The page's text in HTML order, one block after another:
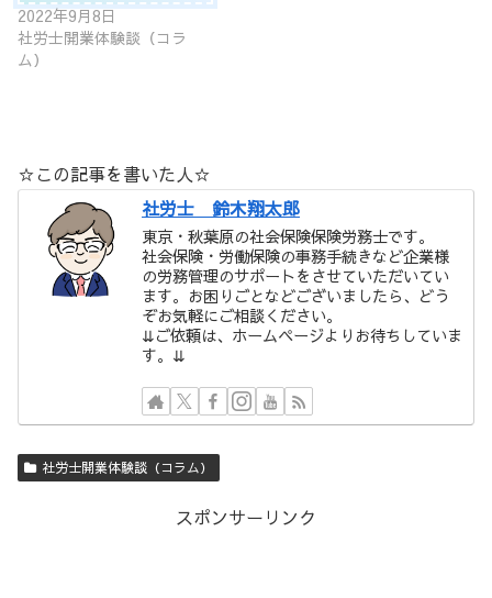
2022年9月8日
社労士開業体験談（コラ
ム）
☆この記事を書いた人☆
社労士 鈴木翔太郎
東京・秋葉原の社会保険保険労務士です。
社会保険・労働保険の事務手続きなど企業様
の労務管理のサポートをさせていただいてい
ます。お困りごとなどございましたら、どう
ぞお気軽にご相談ください。
⇊ご依頼は、ホームページよりお待ちしていま
す。⇊
社労士開業体験談（コラム）
スポンサーリンク